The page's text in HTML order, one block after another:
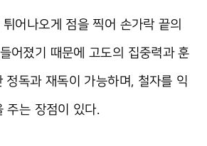
어나오게 점을 찍어 손가락 끝의
어졌기 때문에 고도의 집중력과 훈
정독과 재독이 가능하며, 철자를 익
주는 장점이 있다.